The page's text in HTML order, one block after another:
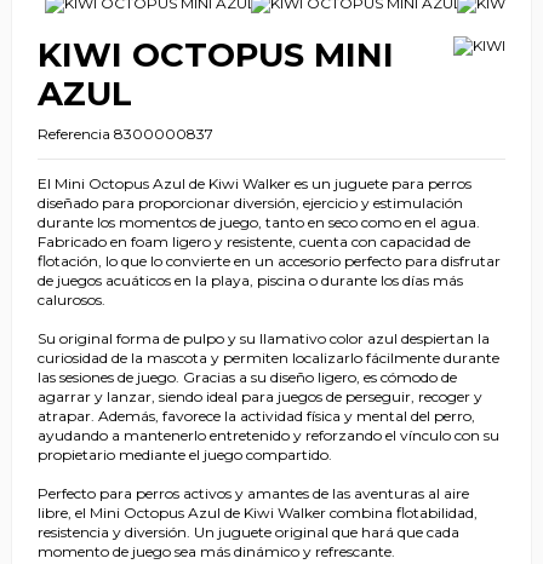
KIWI OCTOPUS MINI
AZUL
Referencia 8300000837
El Mini Octopus Azul de Kiwi Walker es un juguete para perros
diseñado para proporcionar diversión, ejercicio y estimulación
durante los momentos de juego, tanto en seco como en el agua.
Fabricado en foam ligero y resistente, cuenta con capacidad de
flotación, lo que lo convierte en un accesorio perfecto para disfrutar
de juegos acuáticos en la playa, piscina o durante los días más
calurosos.
Su original forma de pulpo y su llamativo color azul despiertan la
curiosidad de la mascota y permiten localizarlo fácilmente durante
las sesiones de juego. Gracias a su diseño ligero, es cómodo de
agarrar y lanzar, siendo ideal para juegos de perseguir, recoger y
atrapar. Además, favorece la actividad física y mental del perro,
ayudando a mantenerlo entretenido y reforzando el vínculo con su
propietario mediante el juego compartido.
Perfecto para perros activos y amantes de las aventuras al aire
libre, el Mini Octopus Azul de Kiwi Walker combina flotabilidad,
resistencia y diversión. Un juguete original que hará que cada
momento de juego sea más dinámico y refrescante.